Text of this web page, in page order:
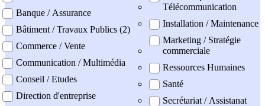
Banque / Assurance
Bâtiment / Travaux Publics (2)
Commerce / Vente
Communication / Multimédia
Conseil / Etudes
Direction d'entreprise
Télécommunication
Installation / Maintenance
Marketing / Stratégie
commerciale
Ressources Humaines
Santé
Secrétariat / Assistanat